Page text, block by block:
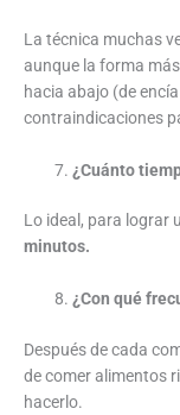
La técnica muchas
aunque la forma
hacia abajo (de
contraindicaciones
¿Cuánto
Lo ideal, para lograr
minutos.
¿Con qué
Después de cada
de comer alimentos
hacerlo.